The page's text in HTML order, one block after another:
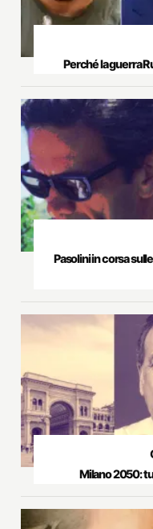
Perché la guerra
Pasolini in corsa
Milano 2050: